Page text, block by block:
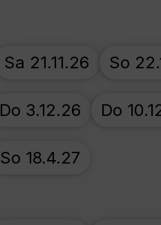
Sa 21.11.26 So
Do 3.12.26 Do
So 18.4.27